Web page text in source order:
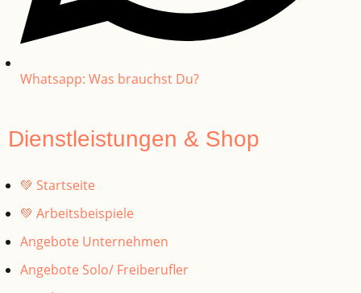
Whatsapp: Was brauchst Du?
Dienstleistungen & Shop
💚 Startseite
💚 Arbeitsbeispiele
Angebote Unternehmen
Angebote Solo/ Freiberufler